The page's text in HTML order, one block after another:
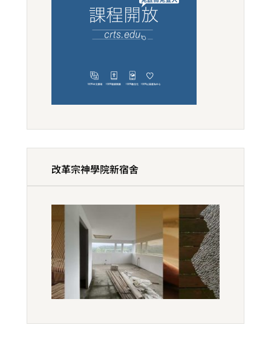
改革宗神學院新宿舍